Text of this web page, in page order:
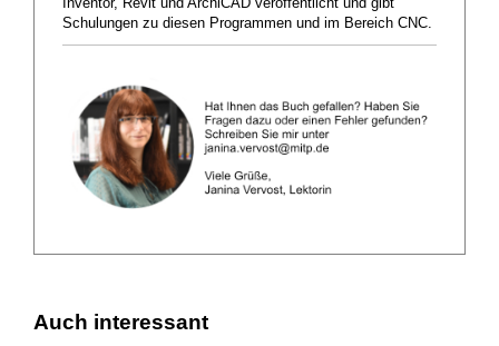
Inventor, Revit und ArchiCAD veröffentlicht und gibt
Schulungen zu diesen Programmen und im Bereich CNC.
Auch interessant